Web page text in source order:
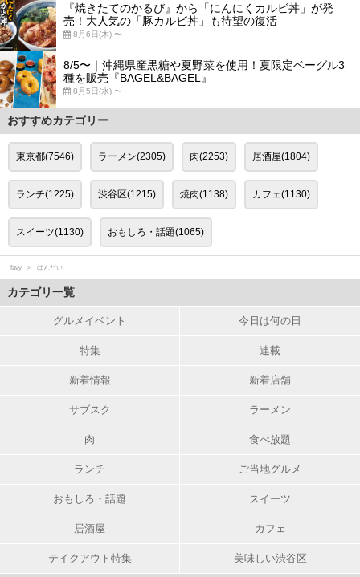
『焼きたてのかるび』から「にんにくカルビ丼」が発
売！大人気の「豚カルビ丼」も待望の復活
8月6日(木) 〜
8/5〜｜沖縄県産黒糖や夏野菜を使用！夏限定ベーグル3
種を販売『BAGEL&BAGEL』
8月5日(水) 〜
おすすめカテゴリー
東京都(7546) ラーメン(2305) 肉(2253) 居酒屋(1804)
ランチ(1225) 渋谷区(1215) 焼肉(1138) カフェ(1130)
スイーツ(1130) おもしろ・話題(1065)
favy ばんだい
カテゴリ一覧
グルメイベント 今日は何の日
特集 連載
新着情報 新着店舗
サブスク ラーメン
肉 食べ放題
ランチ ご当地グルメ
おもしろ・話題 スイーツ
居酒屋 カフェ
テイクアウト特集 美味しい渋谷区